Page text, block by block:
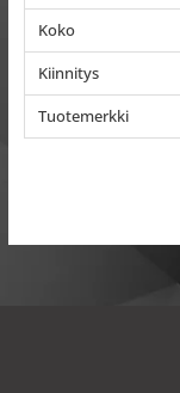
Koko
Kiinnitys
Tuotemerkki